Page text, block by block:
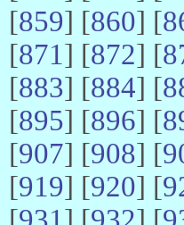
[859] [860] [
[871] [872] [
[883] [884] [
[895] [896] [
[907] [908] [
[919] [920] [